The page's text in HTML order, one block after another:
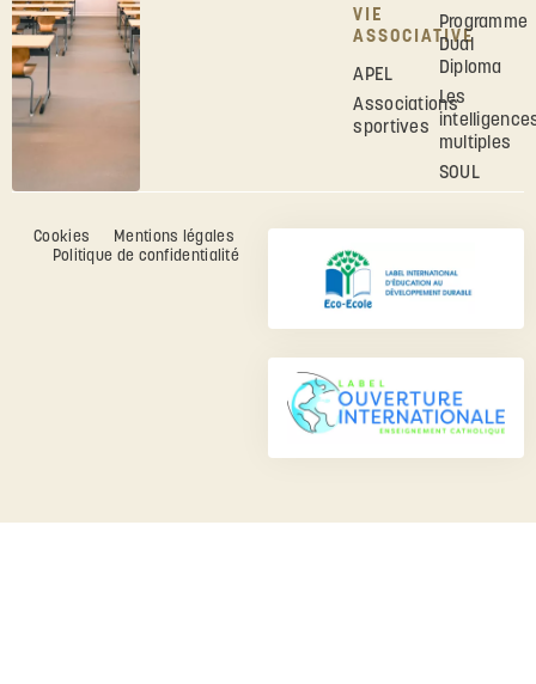
VIE
ASSOCIATIVE
APEL
Associations
sportives
Programme
Dual
Diploma
Les
multiples
SOUL
Cookies
Mentions légales
Politique de confidentialité